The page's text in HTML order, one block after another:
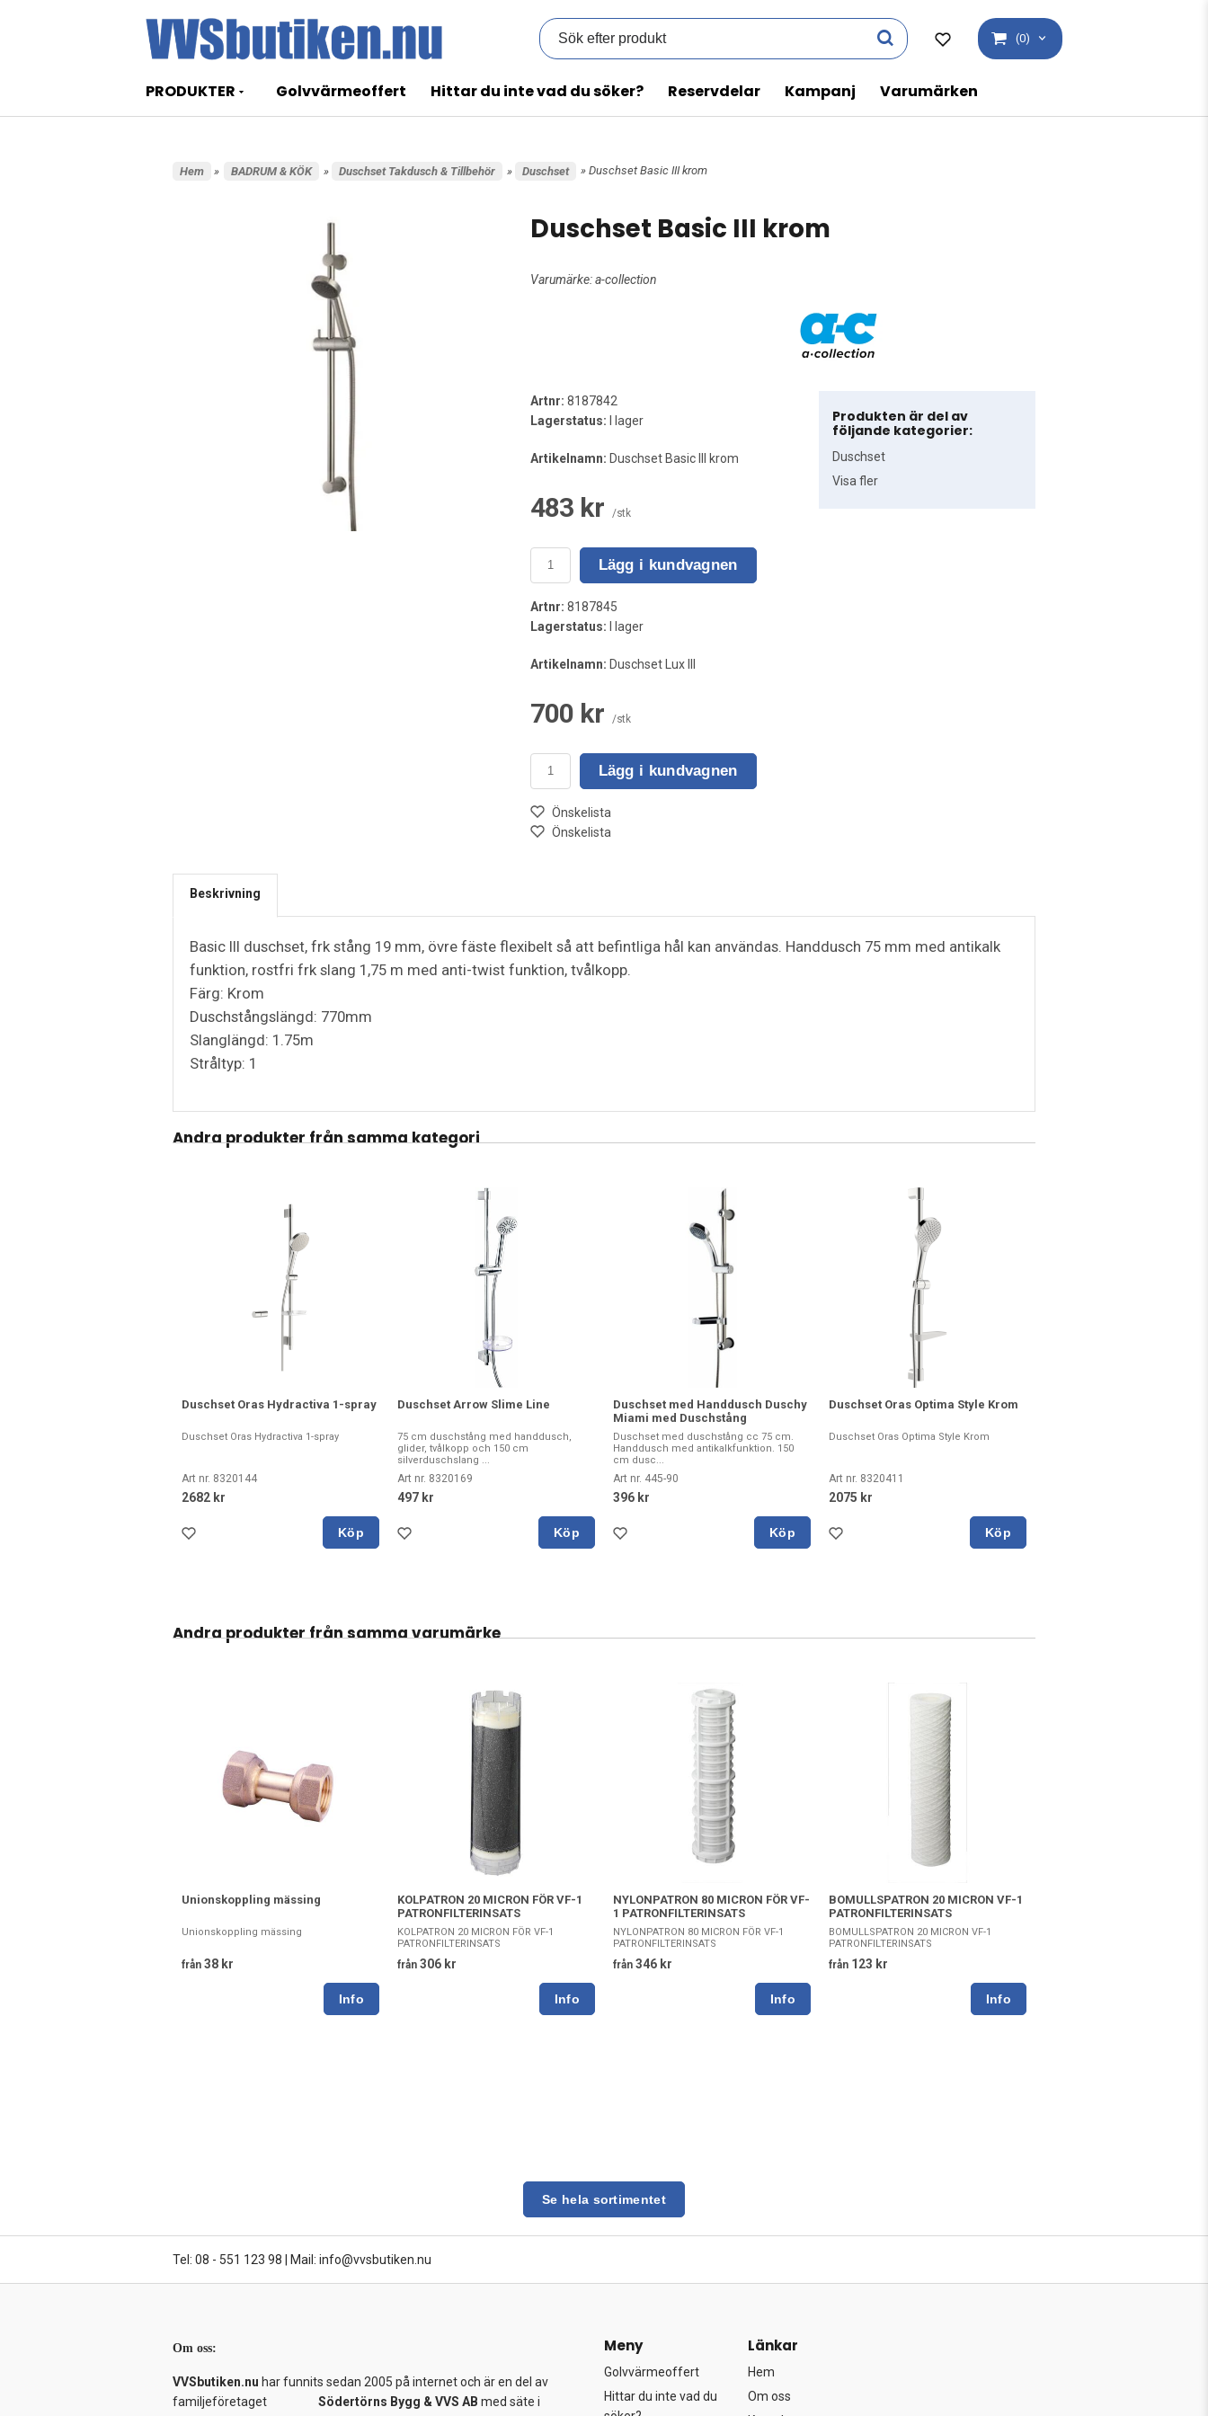
(0)
PRODUKTER Golvvärmeoffert Hittar du inte vad du söker? Reservdelar Kampanj Varumärken
Hem » BADRUM & KÖK » Duschset Takdusch & Tillbehör » Duschset » Duschset Basic III krom
Duschset Basic III krom
Varumärke:a-collection
Artnr: 8187842
Lagerstatus: I lager
Artikelnamn: Duschset Basic III krom
483 kr /stk
Lägg i kundvagnen
Artnr: 8187845
Lagerstatus: I lager
Artikelnamn: Duschset Lux III
700 kr /stk
Lägg i kundvagnen
Önskelista
Önskelista
Produkten är del av
följande kategorier:
Duschset
Visa fler
Beskrivning
Basic III duschset, frk stång 19 mm, övre fäste flexibelt så att befintliga hål kan användas. Handdusch 75 mm med antikalk
funktion, rostfri frk slang 1,75 m med anti-twist funktion, tvålkopp.
Färg: Krom
Duschstångslängd: 770mm
Slanglängd: 1.75m
Stråltyp: 1
Andra produkter från samma kategori
Duschset Oras Hydractiva 1-spray
Duschset Oras Hydractiva 1-spray
Art nr. 8320144
2682 kr
Köp
Duschset Arrow Slime Line
75 cm duschstång med handdusch,
glider, tvålkopp och 150 cm
silverduschslang ...
Art nr. 8320169
497 kr
Köp
Duschset med Handdusch Duschy
Miami med Duschstång
Duschset med duschstång cc 75 cm.
Handdusch med antikalkfunktion. 150
cm dusc...
Art nr. 445-90
396 kr
Köp
Duschset Oras Optima Style Krom
Duschset Oras Optima Style Krom
Art nr. 8320411
2075 kr
Köp
Andra produkter från samma varumärke
Unionskoppling mässing
Unionskoppling mässing
från 38 kr
KOLPATRON 20 MICRON FÖR VF-1
PATRONFILTERINSATS
KOLPATRON 20 MICRON FÖR VF-1
PATRONFILTERINSATS
från 306 kr
NYLONPATRON 80 MICRON FÖR VF-
1 PATRONFILTERINSATS
NYLONPATRON 80 MICRON FÖR VF-1
PATRONFILTERINSATS
från 346 kr
BOMULLSPATRON 20 MICRON VF-1
PATRONFILTERINSATS
BOMULLSPATRON 20 MICRON VF-1
PATRONFILTERINSATS
från 123 kr
Se hela sortimentet
Tel: 08 - 551 123 98 Mail: info@vvsbutiken.nu
Om oss:
VVSbutiken.nu har funnits sedan 2005 på internet och är en del av
familjeföretaget Södertörns Bygg & VVS AB med säte i
Meny
Golvvärmeoffert
Hittar du inte vad du
Länkar
Hem
Om oss